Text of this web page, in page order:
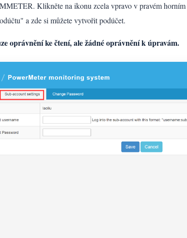
Klikněte na ikonu zcela vpravo v pravém horním
a zde si můžete vytvořit podúčet.
oprávnění ke čtení, ale žádné oprávnění k úpravám.